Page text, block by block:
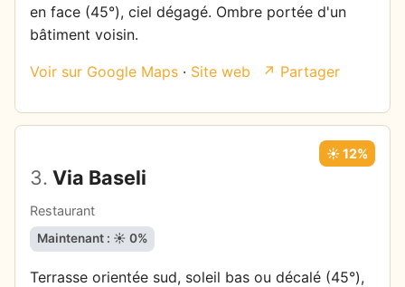
en face (45°), ciel dégagé. Ombre portée d'un
bâtiment voisin.
Voir sur Google Maps · Site web ↗ Partager
3. Via Baseli
Restaurant
☀️ 12%
Maintenant : ☀️ 0%
Terrasse orientée sud, soleil bas ou décalé (45°),